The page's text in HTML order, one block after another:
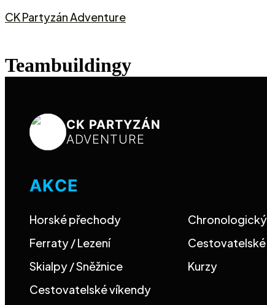
CK Partyzán Adventure
Teambuildingy
CK PARTYZÁN
ADVENTURE
AKCE
Horské přechody
Ferraty / Lezení
Skialpy / Sněžnice
Cestovatelské víkendy
Kurzy